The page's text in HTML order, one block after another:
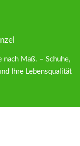
Maß. – Schuhe,
Ihre Lebensqualität